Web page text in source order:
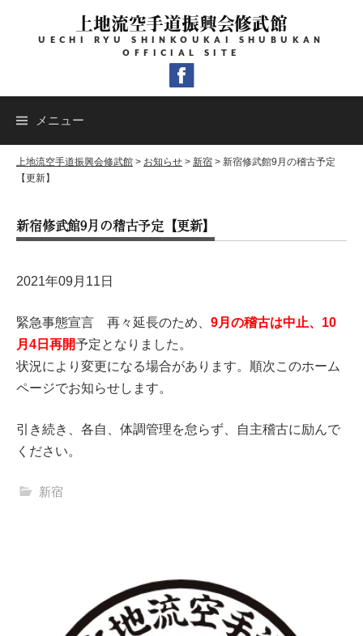
ツ
上地流空手道振興会修武館
UECHI RYU SHINKOUKAI SHUBUKAN
OFFICIAL SITE
メニュー
上地流空手道振興会修武館 > お知らせ > 新宿 > 新宿修武館9月の稽古予定
【更新】
新宿修武館9月の稽古予定【更新】
2021年09月11日
緊急事態宣言 再々延長のため、 9月の稽古は中止、10
月4日再開予定となりました。
状況により変更になる場合があります。順次このホーム
ページでお知らせします。
引き続き、各自、体調管理を怠らず、自主稽古に励んで
ください。
新宿